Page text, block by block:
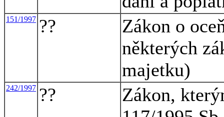
151/1997 ??
Zákon o
některých
majetku)
242/1997 ??
Zákon,